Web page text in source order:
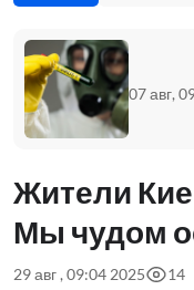
07 авг,
Жители
Мы чудом
29 авг , 09:04 2025 14